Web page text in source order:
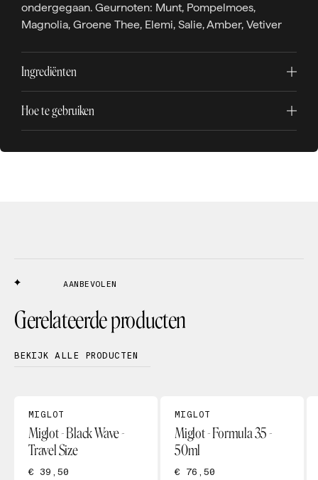
ondergegaan. Geurnoten: Munt, Pompelmoes,
Magnolia, Groene Thee, Elemi, Salie, Amber, Vetiver
Ingrediënten
Hoe te gebruiken
AANBEVOLEN
Gerelateerde producten
BEKIJK ALLE PRODUCTEN
MIGLOT
Miglot - Black Wave -
Travel Size
€ 39,50
MIGLOT
Miglot - Formula 35 -
50ml
€ 76,50